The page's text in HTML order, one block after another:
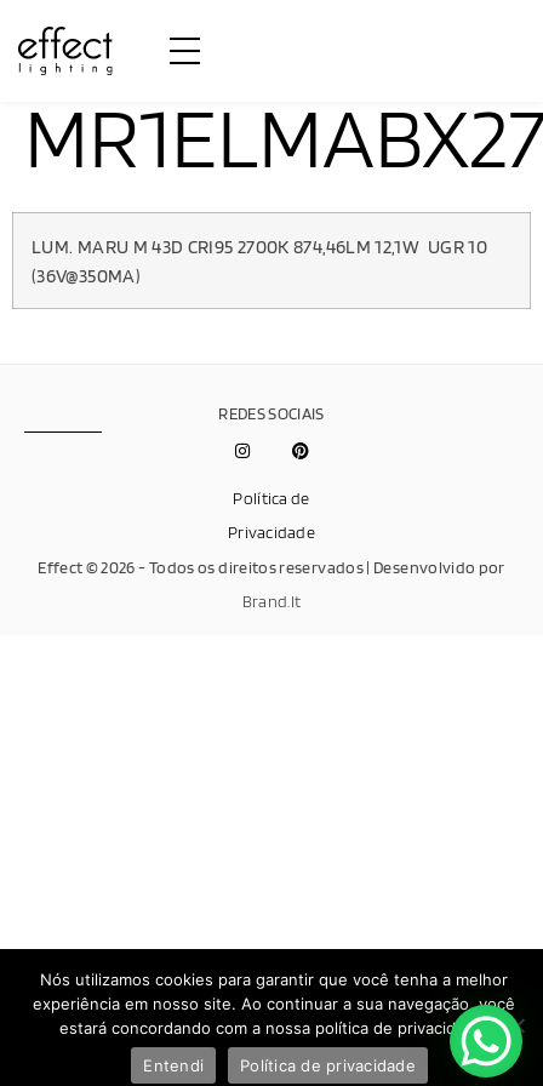
LUM. MARU M 43D CRI95 2700K 874,46LM 12,1W UGR 10
(36V@350MA)
Effect © 2026 - Todos os direitos reservados | Desenvolvido por
Brand.It
Política de
Privacidade
REDES SOCIAIS
Nós utilizamos cookies para garantir que você tenha a melhor
experiência em nosso site. Ao continuar a sua navegação, você
estará concordando com a nossa política de privacidade.
Entendi
Política de privacidade